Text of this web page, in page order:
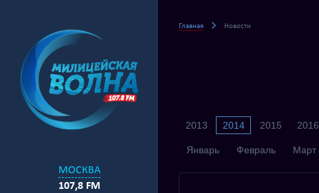
МОСКВА
107,8 FM
Главная Новости
2013 2014 2015 2016
Январь Февраль Март